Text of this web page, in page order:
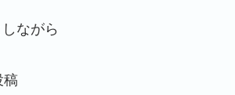
ながら
稿